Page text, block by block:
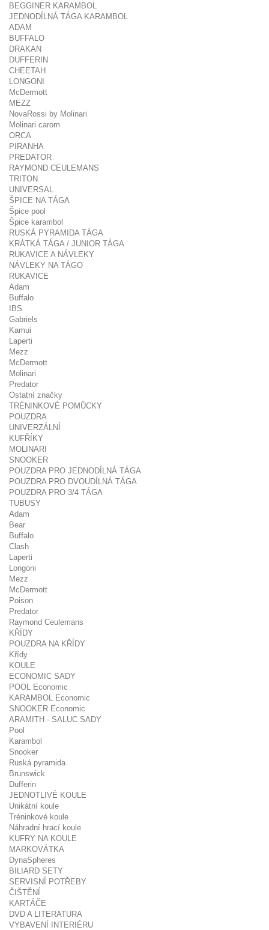
BEGGINER KARAMBOL
JEDNODÍLNÁ TÁGA KARAMBOL
ADAM
BUFFALO
DRAKAN
DUFFERIN
CHEETAH
LONGONI
McDermott
MEZZ
NovaRossi by Molinari
Molinari carom
ORCA
PIRANHA
PREDATOR
RAYMOND CEULEMANS
TRITON
UNIVERSAL
ŠPICE NA TÁGA
Špice pool
Špice karambol
RUSKÁ PYRAMIDA TÁGA
KRÁTKÁ TÁGA / JUNIOR TÁGA
RUKAVICE A NÁVLEKY
NÁVLEKY NA TÁGO
RUKAVICE
Adam
Buffalo
IBS
Gabriels
Kamui
Laperti
Mezz
McDermott
Molinari
Predator
Ostatní značky
TRÉNINKOVÉ POMŮCKY
POUZDRA
UNIVERZÁLNÍ
KUFŘÍKY
MOLINARI
SNOOKER
POUZDRA PRO JEDNODÍLNÁ TÁGA
POUZDRA PRO DVOUDÍLNÁ TÁGA
POUZDRA PRO 3/4 TÁGA
TUBUSY
Adam
Bear
Buffalo
Clash
Laperti
Longoni
Mezz
McDermott
Poison
Predator
Raymond Ceulemans
KŘÍDY
POUZDRA NA KŘÍDY
Křídy
KOULE
ECONOMIC SADY
POOL Economic
KARAMBOL Economic
SNOOKER Economic
ARAMITH - SALUC SADY
Pool
Karambol
Snooker
Ruská pyramida
Brunswick
Dufferin
JEDNOTLIVÉ KOULE
Unikátní koule
Tréninkové koule
Náhradní hrací koule
KUFRY NA KOULE
MARKOVÁTKA
DynaSpheres
BILIARD SETY
SERVISNÍ POTŘEBY
ČIŠTĚNÍ
KARTÁČE
DVD A LITERATURA
VYBAVENÍ INTERIÉRU